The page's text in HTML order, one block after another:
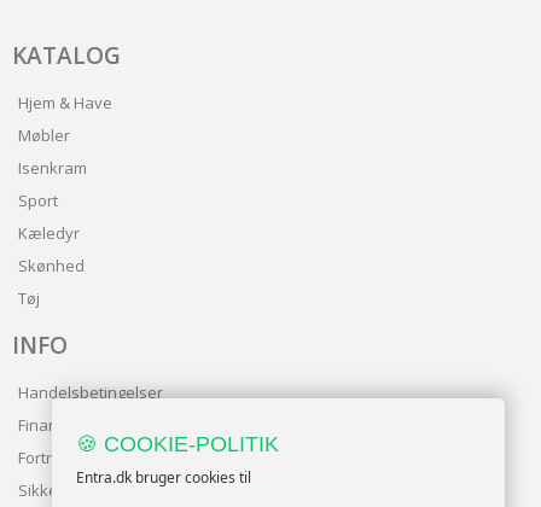
KATALOG
Hjem & Have
Møbler
Isenkram
Sport
Kæledyr
Skønhed
Tøj
INFO
Handelsbetingelser
Finansering
Fortrolighedspolitik
Sikker betaling
🍪 COOKIE-POLITIK
Entra.dk bruger cookies til